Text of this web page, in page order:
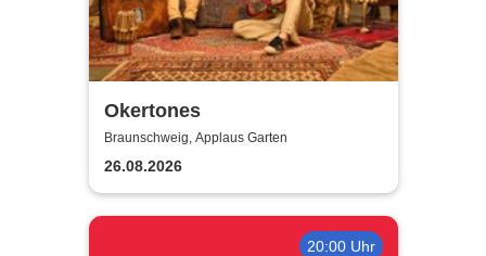
Okertones
Braunschweig, Applaus Garten
26.08.2026
20:00 Uhr